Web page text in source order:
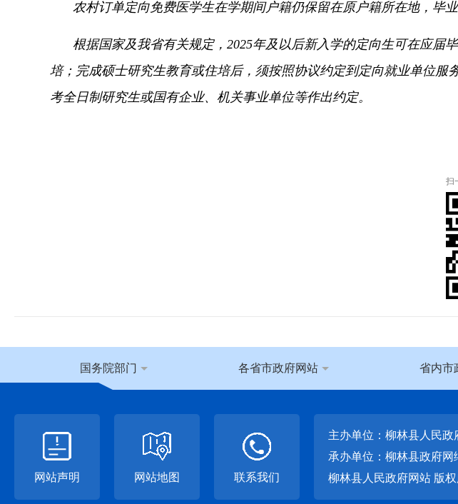
农村订单定向免费医学生在学期间户籍仍保留在原户籍所在地， 毕
根据国家及我省有关规定， 2025年及以后新入学的定向生可在应届
培； 完成硕士研究生教育或住培后， 须按照协议约定到定向就业单位服务
考全日制研究生或国有企业、 机关事业单位等作出约定。
扫
国务院部门 各省市政府网站 省内市
网站声明 网站地图 联系我们
主办单位：柳林县人民政
承办单位：柳林县政府网
柳林县人民政府网站 版